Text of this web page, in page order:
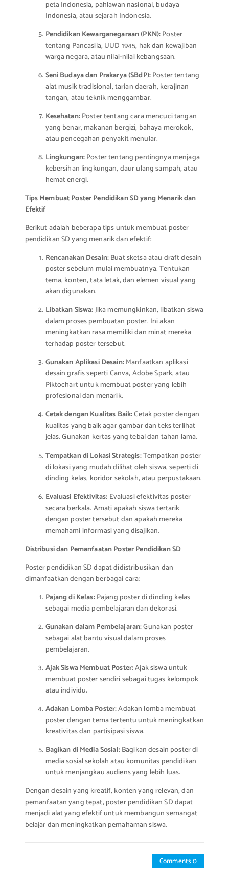
peta Indonesia, pahlawan nasional, budaya
Indonesia, atau sejarah Indonesia.
Pendidikan Kewarganegaraan (PKN):Poster
tentang Pancasila, UUD 1945, hak dan kewajiban
warga negara, atau nilai-nilai kebangsaan.
Seni Budaya dan Prakarya (SBdP):Poster tentang
alat musik tradisional, tarian daerah, kerajinan
tangan, atau teknik menggambar.
Kesehatan:Poster tentang cara mencuci tangan
yang benar, makanan bergizi, bahaya merokok,
atau pencegahan penyakit menular.
Lingkungan:Poster tentang pentingnya menjaga
kebersihan lingkungan, daur ulang sampah, atau
hemat energi.
Tips Membuat Poster Pendidikan SD yang Menarik dan
Efektif
Berikut adalah beberapa tips untuk membuat poster
pendidikan SD yang menarik dan efektif:
Rencanakan Desain:Buat sketsa atau draft desain
poster sebelum mulai membuatnya. Tentukan
tema, konten, tata letak, dan elemen visual yang
akan digunakan.
Libatkan Siswa:Jika memungkinkan, libatkan siswa
dalam proses pembuatan poster. Ini akan
meningkatkan rasa memiliki dan minat mereka
terhadap poster tersebut.
Gunakan Aplikasi Desain:Manfaatkan aplikasi
desain grafis seperti Canva, Adobe Spark, atau
Piktochart untuk membuat poster yang lebih
profesional dan menarik.
Cetak dengan Kualitas Baik:Cetak poster dengan
kualitas yang baik agar gambar dan teks terlihat
jelas. Gunakan kertas yang tebal dan tahan lama.
Tempatkan di Lokasi Strategis:Tempatkan poster
di lokasi yang mudah dilihat oleh siswa, seperti di
dinding kelas, koridor sekolah, atau perpustakaan.
Evaluasi Efektivitas: Evaluasi efektivitas poster
secara berkala. Amati apakah siswa tertarik
dengan poster tersebut dan apakah mereka
memahami informasi yang disajikan.
Distribusi dan Pemanfaatan Poster Pendidikan SD
Poster pendidikan SD dapat didistribusikan dan
dimanfaatkan dengan berbagai cara:
Pajang di Kelas:Pajang poster di dinding kelas
sebagai media pembelajaran dan dekorasi.
Gunakan dalam Pembelajaran:Gunakan poster
sebagai alat bantu visual dalam proses
pembelajaran.
Ajak Siswa Membuat Poster:Ajak siswa untuk
membuat poster sendiri sebagai tugas kelompok
atau individu.
Adakan Lomba Poster:Adakan lomba membuat
poster dengan tema tertentu untuk meningkatkan
kreativitas dan partisipasi siswa.
Bagikan di Media Sosial:Bagikan desain poster di
media sosial sekolah atau komunitas pendidikan
untuk menjangkau audiens yang lebih luas.
Dengan desain yang kreatif, konten yang relevan, dan
pemanfaatan yang tepat, poster pendidikan SD dapat
menjadi alat yang efektif untuk membangun semangat
belajar dan meningkatkan pemahaman siswa.
Comments 0